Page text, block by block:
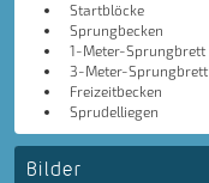
Startblöcke
Sprungbecken
1-Meter-Sprungbrett
3-Meter-Sprungbrett
Freizeitbecken
Sprudelliegen
Bilder